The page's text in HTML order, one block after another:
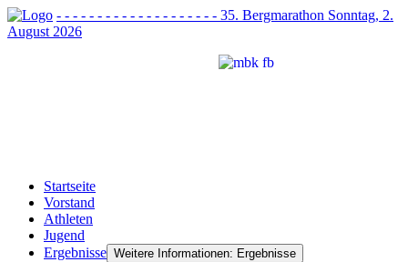
- - - - - - - - - - - - - - - - - - - - 35. Bergmarathon Sonntag, 2.
August 2026
Startseite
Vorstand
Athleten
Jugend
Ergebnisse Weitere Informationen: Ergebnisse